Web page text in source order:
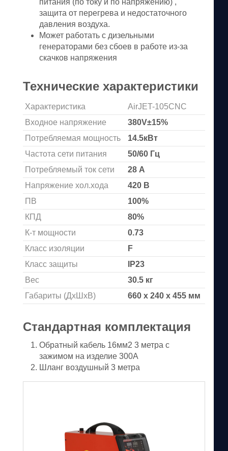
питания (по току и по напряжению) ,
защита от перегрева и недостаточного
давления воздуха.
Может работать с дизельными
генераторами без сбоев в работе из-за
скачков напряжения
Технические характеристики
Характеристика
AirJET-105CNC
Входное напряжение
380V±15%
Потребляемая мощность
14.5кВт
Частота сети питания
50/60 Гц
Потребляемый ток сети
28 А
Напряжение хол.хода
420 В
ПВ
100%
КПД
80%
К-т мощности
0.73
Класс изоляции
F
Класс защиты
IP23
Вес
30.5 кг
Габариты (ДхШхВ)
660 x 240 x 455 мм
Стандартная комплектация
Обратный кабель 16мм2 3 метра с
зажимом на изделие 300A
Шланг воздушный 3 метра